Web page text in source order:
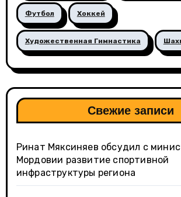
Футбол Хоккей
Художественная Гимнастика
Свежие записи
Ринат Мяксиняев обсудил с
Мордовии развитие спортивной
инфраструктуры региона